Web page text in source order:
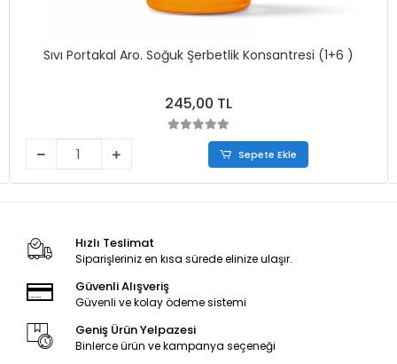
Sıvı Portakal Aro. Soğuk Şerbetlik Konsantresi (1+6 )
245,00 TL
Sepete Ekle
Hızlı Teslimat
Siparişleriniz en kısa sürede elinize ulaşır.
Güvenli Alışveriş
Güvenli ve kolay ödeme sistemi
Geniş Ürün Yelpazesi
Binlerce ürün ve kampanya seçeneği